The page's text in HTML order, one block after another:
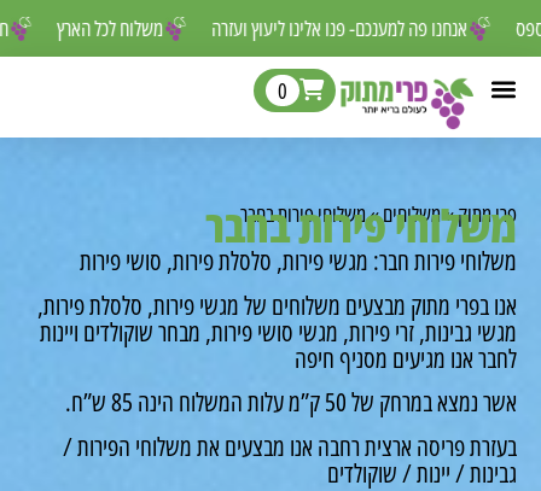
משלוח לכל הארץ אנחנו פה למענכם- פנו אלינו ליעוץ ועזרה לפספס
0
»משלוחים»משלוחי פירות בחבר
פירות בחבר
פירות חבר: מגשי פירות, סלסלת פירות, סושי פירות
בפרי מתוק מבצעים משלוחים של מגשי פירות, סלסלת פירות,
גבינות, זרי פירות, מגשי סושי פירות, מבחר שוקולדים ויינות
אנו מגיעים מסניף חיפה
של 50 ק”מ עלות המשלוח הינה 85 ש”ח.
פריסה ארצית רחבה אנו מבצעים את משלוחי הפירות /
/ יינות / שוקולדים